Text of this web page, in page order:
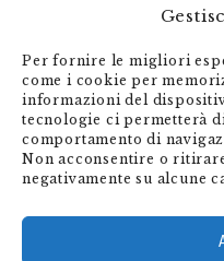
Per fornire le migliori
come i cookie per
informazioni del
tecnologie ci permetterà
comportamento di
Non acconsentire o
negativamente su alcune
Termini e condizioni
Spese di spedizione
Politica dei resi
Informativa sulla
Il mio account
Carrello
Via Giovanni Antonio